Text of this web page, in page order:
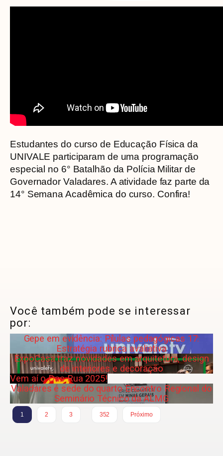
Estudantes do curso de Educação Física da
UNIVALE participaram de uma programação
especial no 6° Batalhão da Polícia Militar de
Governador Valadares. A atividade faz parte da
14° Semana Acadêmica do curso. Confira!
Você também pode se interessar
por:
Gepe em evidência: Pílulas pedagógicas 17:
Estratégia rubrica avaliativa
ExpoCasa traz novidades em arquitetura, design
de interiores e decoração
Vem aí o Das Rua 2025!
Valadares é sede do quarto Encontro Regional do
Seminário Técnico da ALMG
1 2 3
352
Próximo